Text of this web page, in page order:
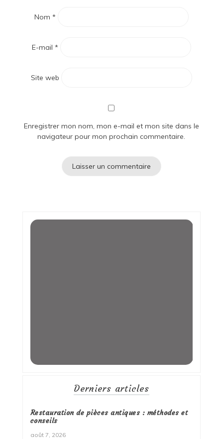
Nom *
E-mail *
Site web
Enregistrer mon nom, mon e-mail et mon site dans le
navigateur pour mon prochain commentaire.
Derniers articles
Restauration de pièces antiques : méthodes et
conseils
août 7, 2026